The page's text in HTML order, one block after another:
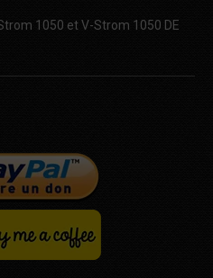
1050 et V-Strom 1050 DE